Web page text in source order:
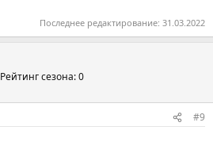
Последнее редактирование: 31.03.2022
Рейтинг сезона: 0
#9